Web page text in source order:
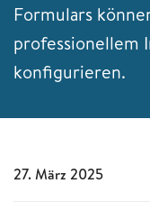
Formulars
professionellem
konfigurieren.
27. März 2025